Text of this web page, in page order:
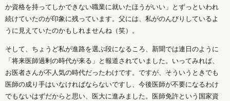
か資格を持ってしかできない職業に就いたほうがいい」とずっといわれ
続けていたのが印象に残っています。父には、私がのんびりしているよ
うに見えていたのかもしれませんね（笑）。
そして、ちょうど私が進路を選ぶ段になるころ、新聞では連日のように
「将来医師過剰の時代が来る」と報道されていました。いってみれば、
お医者さんが不人気の時代だったわけです。ですが、そういうときでも
医師の成り手はいなければならないですし、今後医師が不要になるわけ
でもないはずだからと思い、医大に進みました。医師免許という国家資